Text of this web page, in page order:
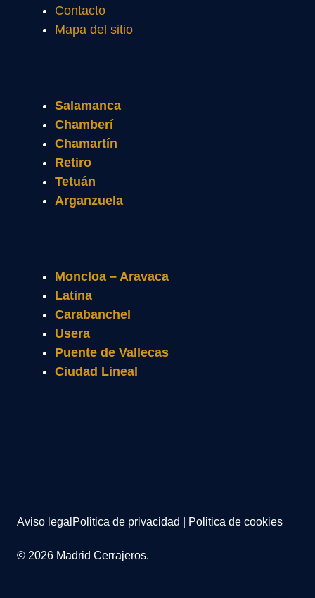
Contacto
Mapa del sitio
Salamanca
Chamberí
Chamartín
Retiro
Tetuán
Arganzuela
Moncloa – Aravaca
Latina
Carabanchel
Usera
Puente de Vallecas
Ciudad Lineal
© 2026 Madrid Cerrajeros.
Aviso legal Politica de privacidad Politica de cookies